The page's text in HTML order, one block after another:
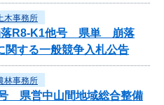
木事務所
落R8-K1他号 県単 崩落
関する一般競争入札公告
林事務所
県営中山間地域総合整備